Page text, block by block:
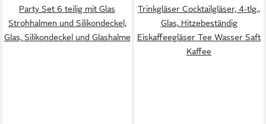
Party Set 6 teilig mit Glas
Strohhalmen und Silikondeckel,
Glas, Silikondeckel und Glashalme
Trinkgläser Cocktailgläser, 4-tlg.,
Glas, Hitzebeständig
Eiskaffeegläser Tee Wasser Saft
Kaffee